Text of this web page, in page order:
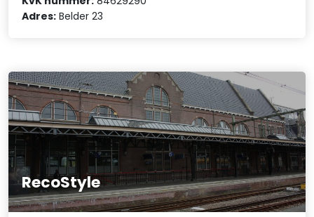
Adres: Belder 23
RecoStyle